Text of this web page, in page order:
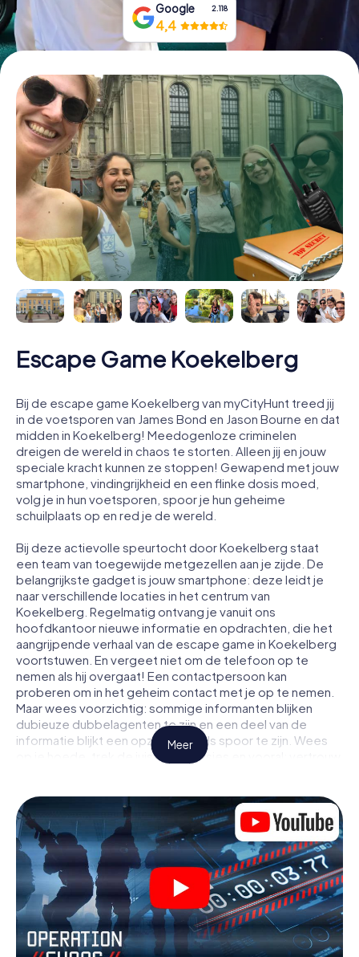
Google 2.118
4,4
Escape Game Koekelberg
Bij de escape game Koekelberg van myCityHunt treed jij
in de voetsporen van James Bond en Jason Bourne en dat
midden in Koekelberg! Meedogenloze criminelen
dreigen de wereld in chaos te storten. Alleen jij en jouw
speciale kracht kunnen ze stoppen! Gewapend met jouw
smartphone, vindingrijkheid en een flinke dosis moed,
volg je in hun voetsporen, spoor je hun geheime
schuilplaats op en red je de wereld.
Bij deze actievolle speurtocht door Koekelberg staat
een team van toegewijde metgezellen aan je zijde. De
belangrijkste gadget is jouw smartphone: deze leidt je
naar verschillende locaties in het centrum van
Koekelberg. Regelmatig ontvang je vanuit ons
hoofdkantoor nieuwe informatie en opdrachten, die het
aangrijpende verhaal van de escape game in Koekelberg
voortstuwen. En vergeet niet om de telefoon op te
nemen als hij overgaat! Een contactpersoon kan
proberen om in het geheim contact met je op te nemen.
Maar wees voorzichtig: sommige informanten blijken
dubieuze dubbelagenten te zijn en een deel van de
informatie blijkt een opzettelijk vals spoor te zijn. Wees
op je hoede, trek de juiste conclusies en vooral: vertrouw
Anders dan in een klassieke escaperoom in Koekelberg
zit je niet opgesloten in een kamer waaruit je jezelf binnen
een bepaald tijdvenster moet bevrijden. Met deze
speurtocht met een smartphone wordt heel Koekelberg
jouw speelveld! De technische voorwaarden voor jouw
avontuur in Koekelberg zijn een smartphone en toegang
tot het mobiel internet. Met één klik krijg jij toegang tot
onze app. Je hoeft niets te installeren om door
interactieve video's, lastige minigames of andere
functies in de actie te worden getrokken.
Meer